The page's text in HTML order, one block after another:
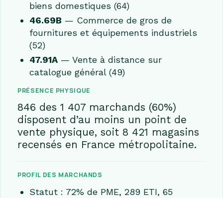
biens domestiques (64)
46.69B — Commerce de gros de
fournitures et équipements industriels
(52)
47.91A — Vente à distance sur
catalogue général (49)
PRÉSENCE PHYSIQUE
846 des 1 407 marchands (60%)
disposent d’au moins un point de
vente physique, soit 8 421 magasins
recensés en France métropolitaine.
PROFIL DES MARCHANDS
Statut : 72% de PME, 289 ETI, 65